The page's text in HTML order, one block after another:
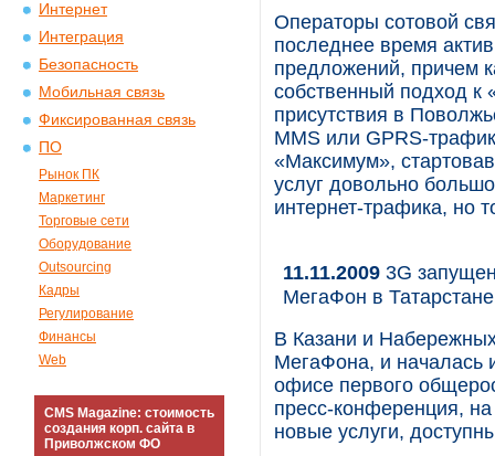
Интернет
Интеграция
Безопасность
Мобильная связь
Фиксированная связь
ПО
Рынок ПК
Маркетинг
Торговые сети
Оборудование
Outsourcing
Кадры
Регулирование
Финансы
Web
CMS Magazine: стоимость
создания корп. сайта в
Приволжском ФО
Операторы сотовой
последнее время
предложений, причем
собственный подход к
присутствия в
MMS или GPRS-
«Максимум»,
услуг довольно
интернет-трафика, но
11.11.2009 3G
МегаФон в Татарстане
В Казани и
МегаФона, и началась
офисе первого
пресс-конференция,
новые услуги,